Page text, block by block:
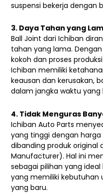
suspensi bekerja dengan
3. Daya Tahan yang
Ball Joint dari Ichiban
tahan yang lama.
kokoh dan proses
Ichiban memiliki
keausan dan kerusakan,
dalam jangka waktu yang
4. Tidak Menguras
Ichiban Auto Parts
yang tinggi dengan
dibanding produk original
Manufacturer). Hal ini
sebagai pilihan yang
yang memiliki kebutuhan
yang baru.